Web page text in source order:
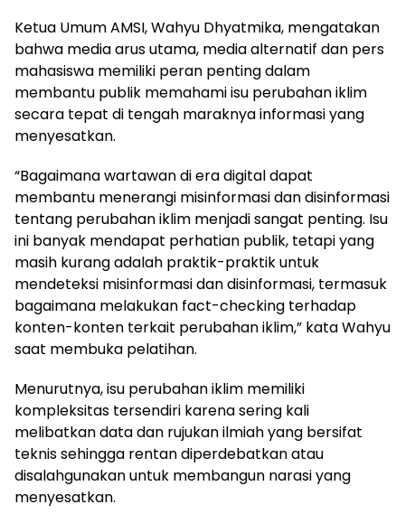
Ketua Umum AMSI, Wahyu Dhyatmika, mengatakan
bahwa media arus utama, media alternatif dan pers
mahasiswa memiliki peran penting dalam
membantu publik memahami isu perubahan iklim
secara tepat di tengah maraknya informasi yang
menyesatkan.
“Bagaimana wartawan di era digital dapat
membantu menerangi misinformasi dan disinformasi
tentang perubahan iklim menjadi sangat penting. Isu
ini banyak mendapat perhatian publik, tetapi yang
masih kurang adalah praktik-praktik untuk
mendeteksi misinformasi dan disinformasi, termasuk
bagaimana melakukan fact-checking terhadap
konten-konten terkait perubahan iklim,” kata Wahyu
saat membuka pelatihan.
Menurutnya, isu perubahan iklim memiliki
kompleksitas tersendiri karena sering kali
melibatkan data dan rujukan ilmiah yang bersifat
teknis sehingga rentan diperdebatkan atau
disalahgunakan untuk membangun narasi yang
menyesatkan.